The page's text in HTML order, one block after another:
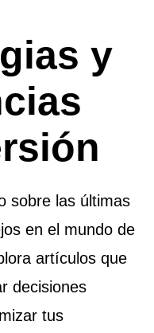
y
sobre las últimas
en el mundo de
artículos que
decisiones
tus